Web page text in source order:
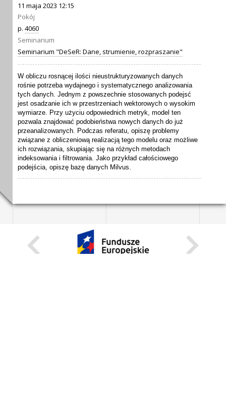
11 maja 2023 12:15
Pokój
p. 4060
Seminarium
Seminarium "DeSeR: Dane, strumienie, rozpraszanie"
W obliczu rosnącej ilości nieustrukturyzowanych danych
rośnie potrzeba wydajnego i systematycznego analizowania
tych danych. Jednym z powszechnie stosowanych podejsć
jest osadzanie ich w przestrzeniach wektorowych o wysokim
wymiarze. Przy użyciu odpowiednich metryk, model ten
pozwala znajdować podobieństwa nowych danych do już
przeanalizowanych. Podczas referatu, opiszę problemy
związane z obliczeniową realizacją tego modelu oraz możliwe
ich rozwiązania, skupiając się na różnych metodach
indeksowania i filtrowania. Jako przykład całościowego
podejścia, opiszę bazę danych Milvus.